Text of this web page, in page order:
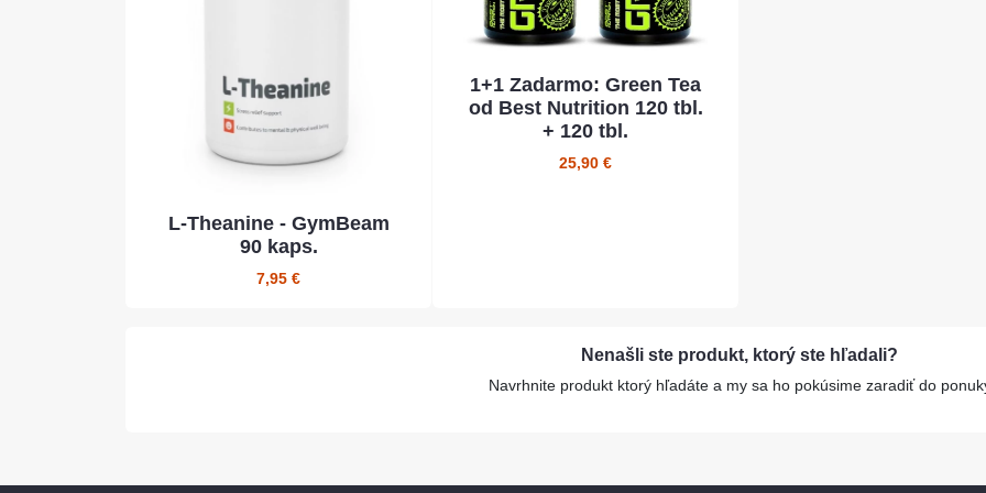
L-Theanine - GymBeam
90 kaps.
7,95 €
1+1 Zadarmo: Green Tea
od Best Nutrition 120 tbl.
+ 120 tbl.
25,90 €
Nenašli ste produkt, ktorý ste hľadali?
Navrhnite produkt ktorý hľadáte a my sa ho pokúsime zaradiť do